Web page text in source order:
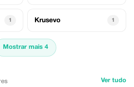
1 Krusevo 1
Mostrar mais 4
Ver tudo